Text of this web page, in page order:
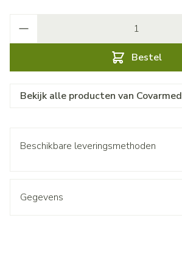
Bestel
Bekijk alle producten van Covarmed
Beschikbare leveringsmethoden
Gegevens